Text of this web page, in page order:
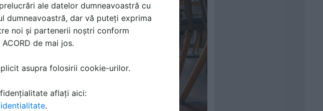
ale datelor dumneavoastră cu
dumneavoastră, dar vă puteți exprima
noi și partenerii noștri conform
de mai jos.
asupra folosirii cookie-urilor.
aflați aici:
.